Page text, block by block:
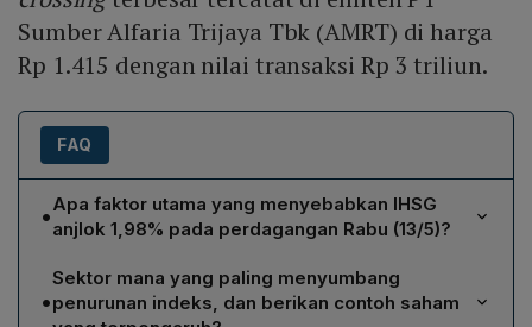
Sumber Alfaria Trijaya Tbk (AMRT) di harga
Rp 1.415 dengan nilai transaksi Rp 3 triliun.
FAQ
•Apa faktor utama yang menyebabkan IHSG
anjlok 1,98% pada perdagangan Rabu (13/5)?
IHSG turun karena 416 saham mengalami koreksi,
sembilan sektor berada di zona merah, dan sektor
bahan baku mencatat penurunan terbesar sebesar
•
Sektor mana yang paling menyumbang
penurunan indeks, dan berikan contoh saham